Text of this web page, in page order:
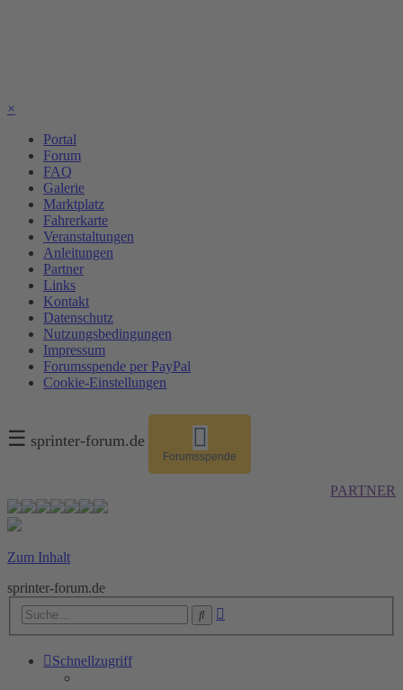
×
Portal
Forum
FAQ
Galerie
Marktplatz
Fahrerkarte
Veranstaltungen
Anleitungen
Partner
Links
Kontakt
Datenschutz
Nutzungsbedingungen
Impressum
Forumsspende per PayPal
Cookie-Einstellungen
☰ sprinter-forum.de
Forumsspende
PARTNER
Zum Inhalt
sprinter-forum.de
Suche
Schnellzugriff